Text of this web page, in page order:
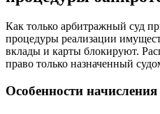
Как только арбитражный суд
процедуры реализации
вклады и карты блокируют.
право только назначенный
Особенности